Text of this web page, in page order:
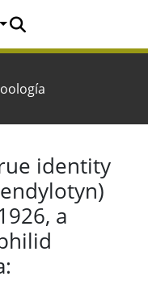
identity
a